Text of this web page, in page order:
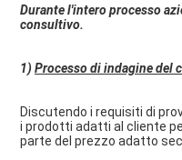
Durante l'intero processo
consultivo.
1) Processo di indagine del
Discutendo i requisiti di
i prodotti adatti al cliente
parte del prezzo adatto